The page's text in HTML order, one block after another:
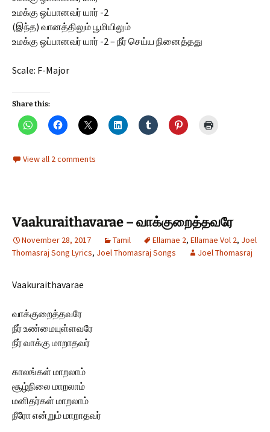
உமக்கு ஒப்பானவர் யார் -2
(இந்த) வானத்திலும் பூமியிலும்
உமக்கு ஒப்பானவர் யார் -2 – நீர் செய்ய நினைத்தது
Scale: F-Major
Share this:
View all 2 comments
Vaakuraithavarae – வாக்குறைத்தவரே
November 28, 2017 Tamil Ellamae 2, Ellamae Vol 2, Joel
Thomasraj Song Lyrics, Joel Thomasraj Songs Joel Thomasraj
Vaakuraithavarae
வாக்குறைத்தவரே
நீர் உண்மையுள்ளவரே
நீர் வாக்கு மாறாதவர்
காலங்கள் மாறலாம்
சூழ்நிலை மாறலாம்
மனிதர்கள் மாறலாம்
நீரோ என்றும் மாறாதவர்